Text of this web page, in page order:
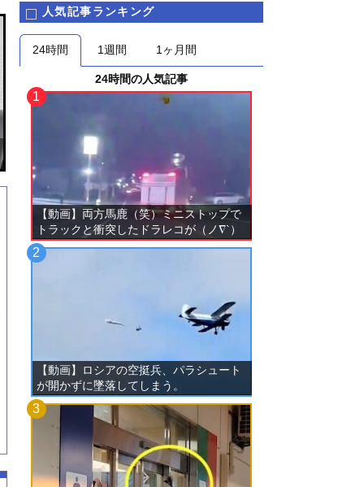
人気記事ランキング
24時間 1週間 1ヶ月間
24時間の人気記事
【動画】両方馬鹿（笑）ミニストップで
トラックと衝突したドラレコが（ノ∇`）
【動画】ロシアの空挺兵、パラシュート
が開かずに墜落してしまう。